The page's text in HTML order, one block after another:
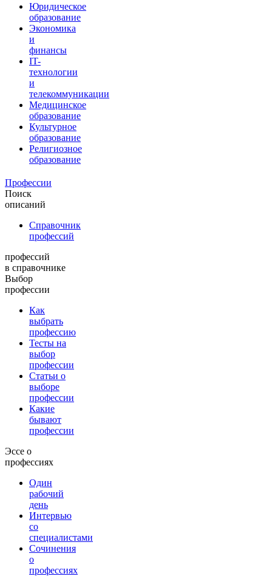
Юридическое
образование
Экономика
и
финансы
IT-
технологии
и
телекоммуникации
Медицинское
образование
Культурное
образование
Религиозное
образование
Профессии
Поиск
описаний
Справочник
профессий
профессий
в справочнике
Выбор
профессии
Как
выбрать
профессию
Тесты на
выбор
профессии
Статьи о
выборе
профессии
Какие
бывают
профессии
Эссе о
профессиях
Один
рабочий
день
Интервью
со
специалистами
Сочинения
о
профессиях